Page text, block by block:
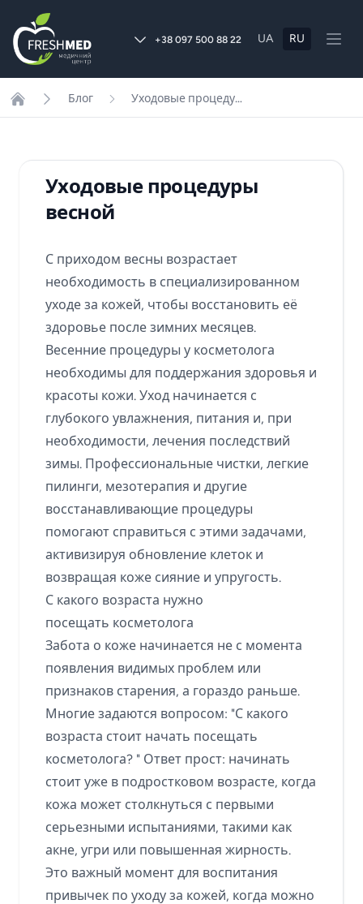
+38 097 500 88 22 UA RU
Home
Блог Уходовые процедуры весной
Уходовые процедуры
весной
С приходом весны возрастает
необходимость в специализированном
уходе за кожей, чтобы восстановить её
здоровье после зимних месяцев.
Весенние процедуры у косметолога
необходимы для поддержания здоровья и
красоты кожи. Уход начинается с
глубокого увлажнения, питания и, при
необходимости, лечения последствий
зимы. Профессиональные чистки, легкие
пилинги, мезотерапия и другие
восстанавливающие процедуры
помогают справиться с этими задачами,
активизируя обновление клеток и
возвращая коже сияние и упругость.
С какого возраста нужно
посещать косметолога
Забота о коже начинается не с момента
появления видимых проблем или
признаков старения, а гораздо раньше.
Многие задаются вопросом: "С какого
возраста стоит начать посещать
косметолога? " Ответ прост: начинать
стоит уже в подростковом возрасте, когда
кожа может столкнуться с первыми
серьезными испытаниями, такими как
акне, угри или повышенная жирность.
Это важный момент для воспитания
привычек по уходу за кожей, когда можно